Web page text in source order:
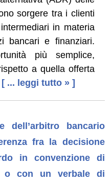
sorgere tra i clienti
in materia
bancari e finanziari.
più semplice,
a quella offerta
[ ... leggi tutto » ]
dell’arbitro bancario
fra la decisione
in convenzione di
o con un verbale di